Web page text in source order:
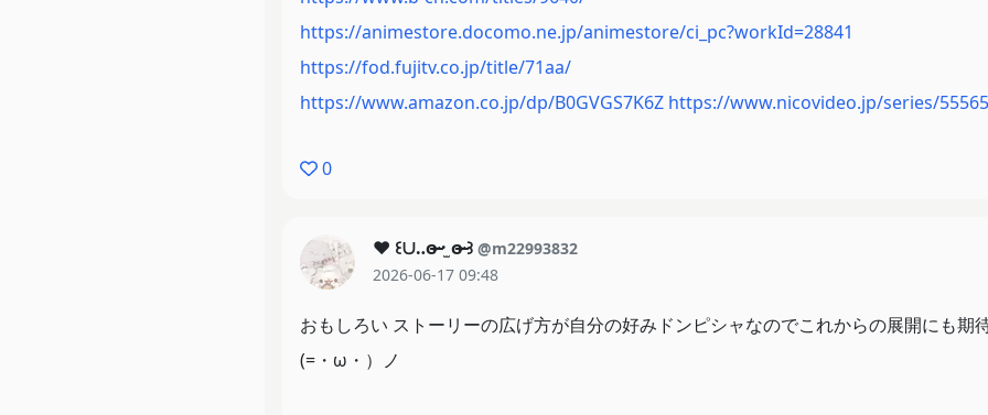
https://animestore.docomo.ne.jp/animestore/ci_pc?workId=28841
https://fod.fujitv.co.jp/title/71aa/
https://www.amazon.co.jp/dp/B0GVGS7K6Z https://www.nicovideo.jp/series/
0
♥︎ ꒰∪‥ɞ̴̶̷ ·̫ ɞ̴̶̷ ꒱ @m22993832
2026-06-17 09:48
おもしろい ストーリーの広げ方が自分の好みドンピシャなのでこれからの展開にも期
(=・ω・）ノ